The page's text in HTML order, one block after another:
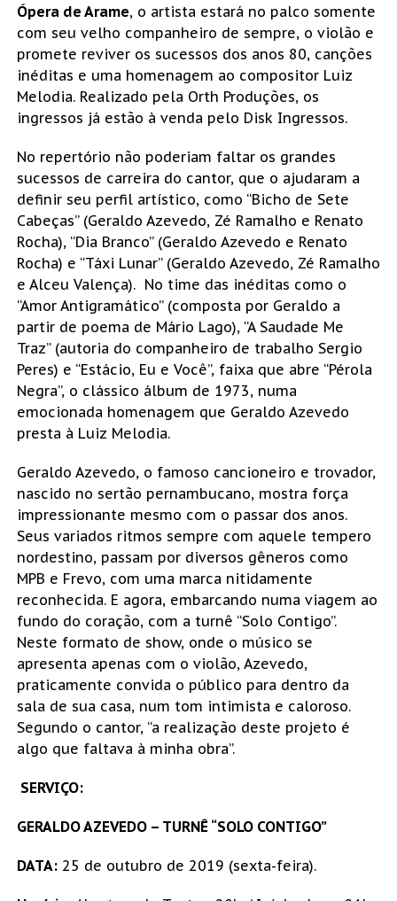
Ópera de Arame, o artista estará no palco somente
com seu velho companheiro de sempre, o violão e
promete reviver os sucessos dos anos 80, canções
inéditas e uma homenagem ao compositor Luiz
Melodia. Realizado pela Orth Produções, os
ingressos já estão à venda pelo Disk Ingressos.
No repertório não poderiam faltar os grandes
sucessos de carreira do cantor, que o ajudaram a
definir seu perfil artístico, como “Bicho de Sete
Cabeças” (Geraldo Azevedo, Zé Ramalho e Renato
Rocha), “Dia Branco” (Geraldo Azevedo e Renato
Rocha) e “Táxi Lunar” (Geraldo Azevedo, Zé Ramalho
e Alceu Valença). No time das inéditas como o
“Amor Antigramático” (composta por Geraldo a
partir de poema de Mário Lago), “A Saudade Me
Traz” (autoria do companheiro de trabalho Sergio
Peres) e “Estácio, Eu e Você”, faixa que abre “Pérola
Negra”, o clássico álbum de 1973, numa
emocionada homenagem que Geraldo Azevedo
presta à Luiz Melodia.
Geraldo Azevedo, o famoso cancioneiro e trovador,
nascido no sertão pernambucano, mostra força
impressionante mesmo com o passar dos anos.
Seus variados ritmos sempre com aquele tempero
nordestino, passam por diversos gêneros como
MPB e Frevo, com uma marca nitidamente
reconhecida. E agora, embarcando numa viagem ao
fundo do coração, com a turnê “Solo Contigo”.
Neste formato de show, onde o músico se
apresenta apenas com o violão, Azevedo,
praticamente convida o público para dentro da
sala de sua casa, num tom intimista e caloroso.
Segundo o cantor, “a realização deste projeto é
algo que faltava à minha obra”.
SERVIÇO:
GERALDO AZEVEDO – TURNÊ “SOLO CONTIGO”
DATA:25 de outubro de 2019 (sexta-feira).